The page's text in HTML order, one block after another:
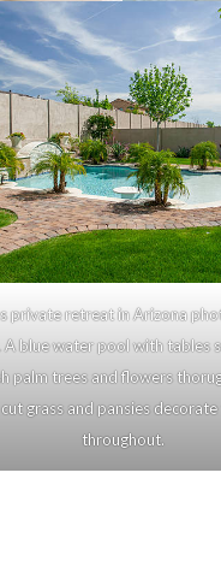
private retreat in Arizona
A blue water pool with tables
palm trees and flowers
grass and pansies
throughout.